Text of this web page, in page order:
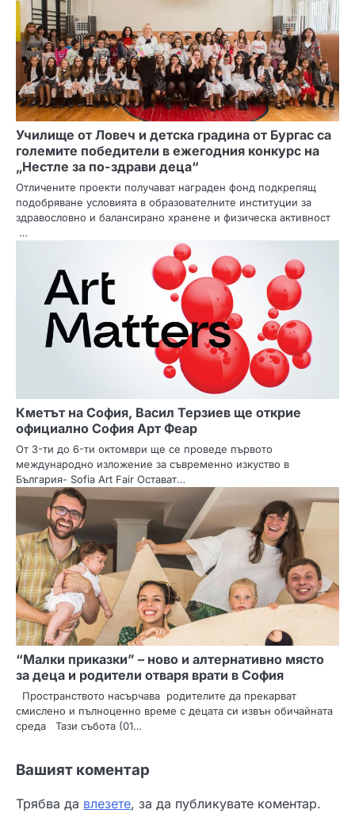
и
я
Училище от Ловеч и детска градина от Бургас са
големите победители в ежегодния конкурс на
„Нестле за по-здрави деца“
Отличените проекти получават награден фонд подкрепящ
подобряване условията в образователните институции за
здравословно и балансирано хранене и физическа активност
…
Кметът на София, Васил Терзиев ще открие
официално София Арт Феар
От 3-ти до 6-ти октомври ще се проведе първото
международно изложение за съвременно изкуство в
България- Sofia Art Fair Остават…
“Малки приказки” – ново и алтернативно място
за деца и родители отваря врати в София
Пространството насърчава родителите да прекарват
смислено и пълноценно време с децата си извън обичайната
среда Тази събота (01…
Вашият коментар
Трябва да влезете, за да публикувате коментар.